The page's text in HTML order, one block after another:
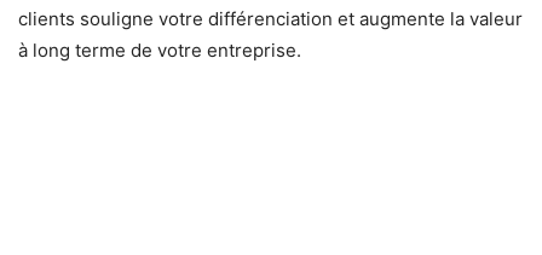
clients souligne votre différenciation et augmente la valeur
à long terme de votre entreprise.